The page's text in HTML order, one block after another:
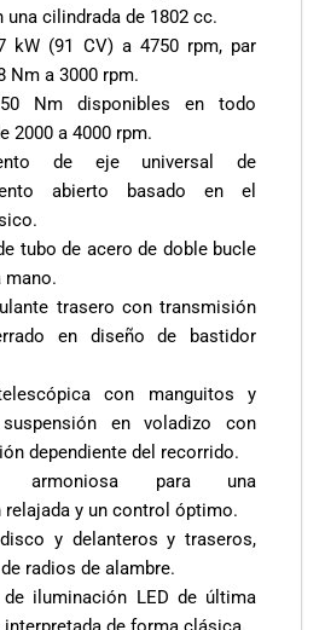
una cilindrada de 1802 cc.
kW (91 CV) a 4750 rpm, par
Nm a 3000 rpm.
Nm disponibles en todo
2000 a 4000 rpm.
de eje universal de
abierto basado en el
tubo de acero de doble bucle
mano.
trasero con transmisión
en diseño de bastidor
con manguitos y
en voladizo con
dependiente del recorrido.
armoniosa para una
y un control óptimo.
y delanteros y traseros,
radios de alambre.
de iluminación LED de última